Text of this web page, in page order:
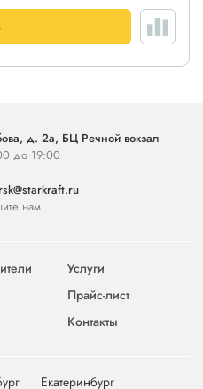
д. 2а, БЦ Речной вокзал
до 19:00
нам
Услуги
Прайс-лист
Контакты
Екатеринбург